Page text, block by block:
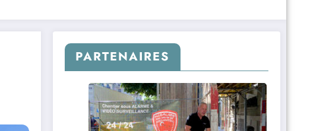
PARTENAIRES